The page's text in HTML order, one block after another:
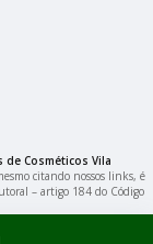
de Cosméticos Vila
citando nossos links, é
– artigo 184 do Código